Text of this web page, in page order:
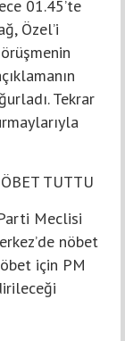
01.45’te
Özel’i
Tekrar
TUTTU
Meclisi
nöbet
için PM